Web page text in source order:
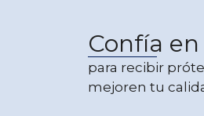
Confía en
para recibir
mejoren tu